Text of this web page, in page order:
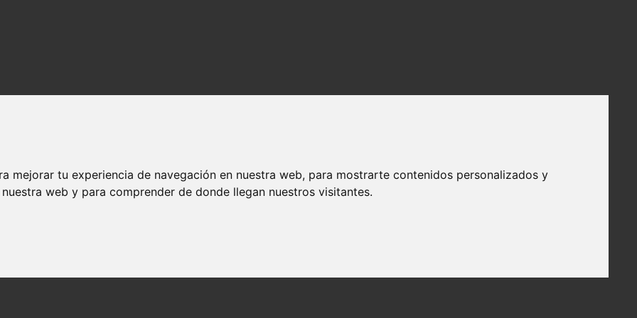
mejorar tu experiencia de navegación en nuestra web, para mostrarte contenidos personalizados y
web y para comprender de donde llegan nuestros visitantes.